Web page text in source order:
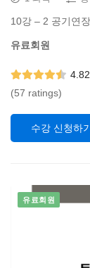
10강 – 2 공기연
유료회원
4.82
(57 ratings)
수강 신청하
유료회원